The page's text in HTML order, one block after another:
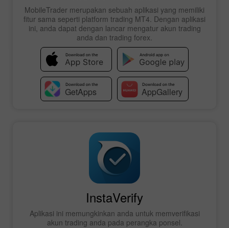
MobileTrader merupakan sebuah aplikasi yang memiliki
fitur sama seperti platform trading MT4. Dengan aplikasi
ini, anda dapat dengan lancar mengatur akun trading
anda dan trading forex.
InstaVerify
Aplikasi ini memungkinkan anda untuk memverifikasi
akun trading anda pada perangka ponsel.